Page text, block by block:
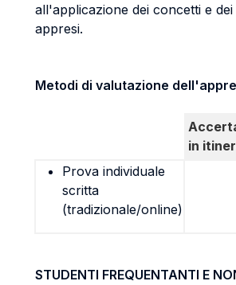
all'applicazione dei concetti e
appresi.
Metodi di valutazione
in
Prova individuale
scritta
(tradizionale/online)
STUDENTI FREQUENTANTI E